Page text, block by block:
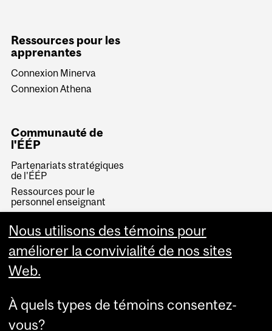
Ressources pour les
apprenantes
Connexion Minerva
Connexion Athena
Communauté de
l'ÉÉP
Partenariats stratégiques
de l'ÉÉP
Ressources pour le
personnel enseignant
Lifelong Learning
Rejoignez notre équipe
Nous utilisons des témoins pour
améliorer la convivialité de nos sites
Web.
À quels types de témoins consentez-
vous?